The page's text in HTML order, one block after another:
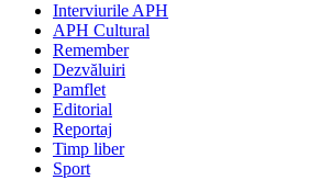
Interviurile APH
APH Cultural
Remember
Dezvăluiri
Pamflet
Editorial
Reportaj
Timp liber
Sport